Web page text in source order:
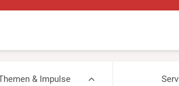
& Impulse